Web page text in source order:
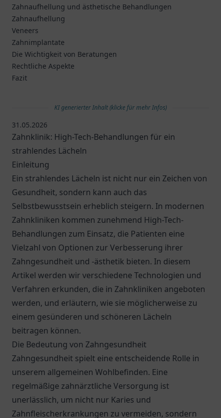
Zahnaufhellung und ästhetische Behandlungen
Zahnaufhellung
Veneers
Zahnimplantate
Die Wichtigkeit von Beratungen
Rechtliche Aspekte
Fazit
KI generierter Inhalt (klicke für mehr Infos)
31.05.2026
Zahnklinik: High-Tech-Behandlungen für ein
strahlendes Lächeln
Einleitung
Ein strahlendes Lächeln ist nicht nur ein Zeichen von
Gesundheit, sondern kann auch das
Selbstbewusstsein erheblich steigern. In modernen
Zahnkliniken kommen zunehmend High-Tech-
Behandlungen zum Einsatz, die Patienten eine
Vielzahl von Optionen zur Verbesserung ihrer
Zahngesundheit und -ästhetik bieten. In diesem
Artikel werden wir verschiedene Technologien und
Verfahren erkunden, die in Zahnkliniken angeboten
werden, und erläutern, wie sie möglicherweise zu
einem gesünderen und schöneren Lächeln
beitragen können.
Die Bedeutung von Zahngesundheit
Zahngesundheit spielt eine entscheidende Rolle in
unserem allgemeinen Wohlbefinden. Eine
regelmäßige zahnärztliche Versorgung ist
unerlässlich, um nicht nur Karies und
Zahnfleischerkrankungen zu vermeiden, sondern